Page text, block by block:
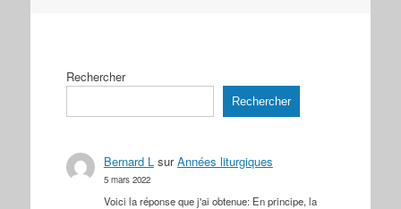
Rechercher
Rechercher
Bernard L surAnnées liturgiques
5 mars 2022
Voici la réponse que j'ai obtenue: En principe, la